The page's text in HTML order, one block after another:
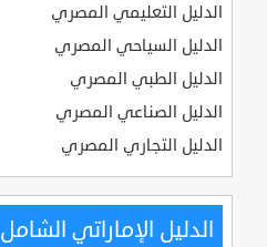
الدليل التعليمي المصري
الدليل السياحي المصري
الدليل الطبي المصري
الدليل الصناعي المصري
الدليل التجاري المصري
الدليل الإماراتي الشامل